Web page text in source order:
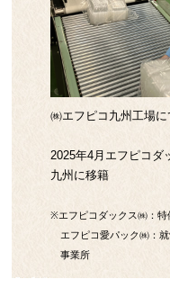
㈱エフピコ九州工場に
2025年4月エフピコダ
九州に移籍
※エフピコダックス㈱：特
エフピコ愛パック
事業所